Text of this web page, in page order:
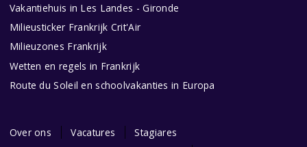
Vakantiehuis in Les Landes - Gironde
Milieusticker Frankrijk Crit'Air
Milieuzones Frankrijk
Wetten en regels in Frankrijk
Route du Soleil en schoolvakanties in Europa
Over ons Vacatures
Stagiares